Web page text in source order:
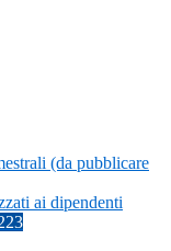
(da pubblicare
ai dipendenti